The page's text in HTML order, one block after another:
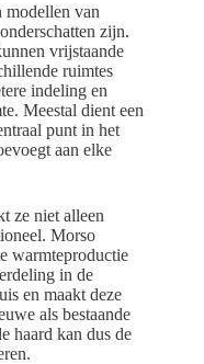
modellen van
zijn.
vrijstaande
ruimtes
indeling en
Meestal dient een
punt in het
aan elke
ze niet alleen
Morso
warmteproductie
in de
en maakt deze
als bestaande
haard kan dus de